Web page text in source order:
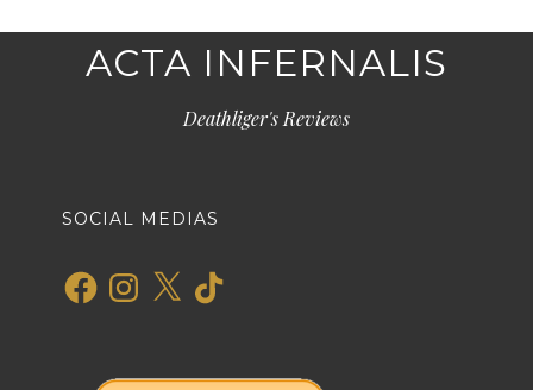
ACTA INFERNALIS
Deathliger's Reviews
SOCIAL MEDIAS
FacebookInstagram
X TikTok